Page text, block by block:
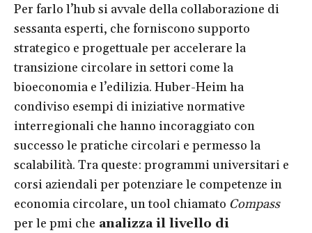
Per farlo l’hub si avvale della collaborazione di
sessanta esperti, che forniscono supporto
strategico e progettuale per accelerare la
transizione circolare in settori come la
bioeconomia e l’edilizia. Huber-Heim ha
condiviso esempi di iniziative normative
interregionali che hanno incoraggiato con
successo le pratiche circolari e permesso la
scalabilità. Tra queste: programmi universitari e
corsi aziendali per potenziare le competenze in
economia circolare, un tool chiamato Compass
per le pmi che analizza il livello di